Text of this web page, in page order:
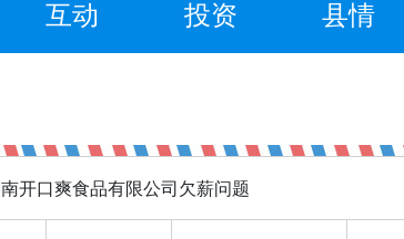
互动 投资 县情
开口爽食品有限公司欠薪问题